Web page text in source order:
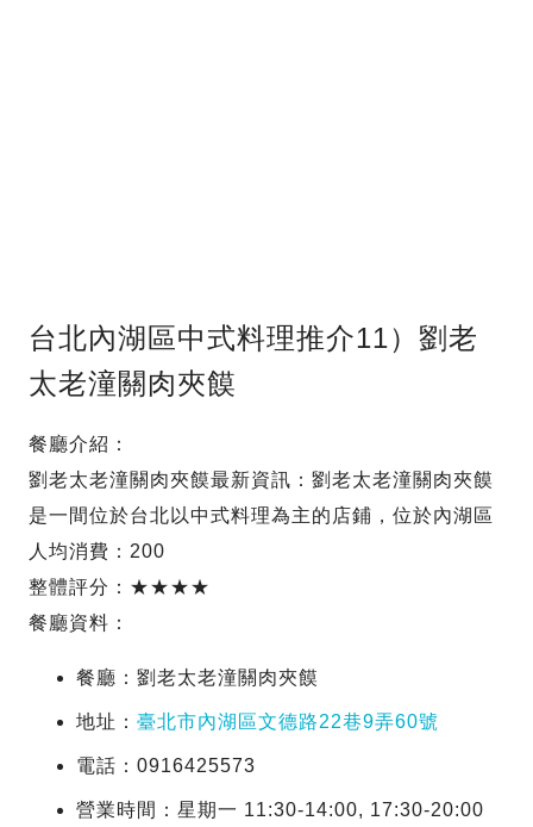
台北內湖區中式料理推介11）劉老
太老潼關肉夾饃
餐廳介紹：
劉老太老潼關肉夾饃最新資訊：劉老太老潼關肉夾饃
是一間位於台北以中式料理為主的店鋪，位於內湖區
人均消費：200
整體評分：★★★★
餐廳資料：
餐廳：劉老太老潼關肉夾饃
地址： 臺北市內湖區文德路22巷9弄60號
電話：0916425573
營業時間：星期一 11:30-14:00, 17:30-20:00